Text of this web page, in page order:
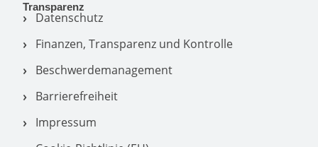
Transparenz
Datenschutz
Finanzen, Transparenz und Kontrolle
Beschwerdemanagement
Barrierefreiheit
Impressum